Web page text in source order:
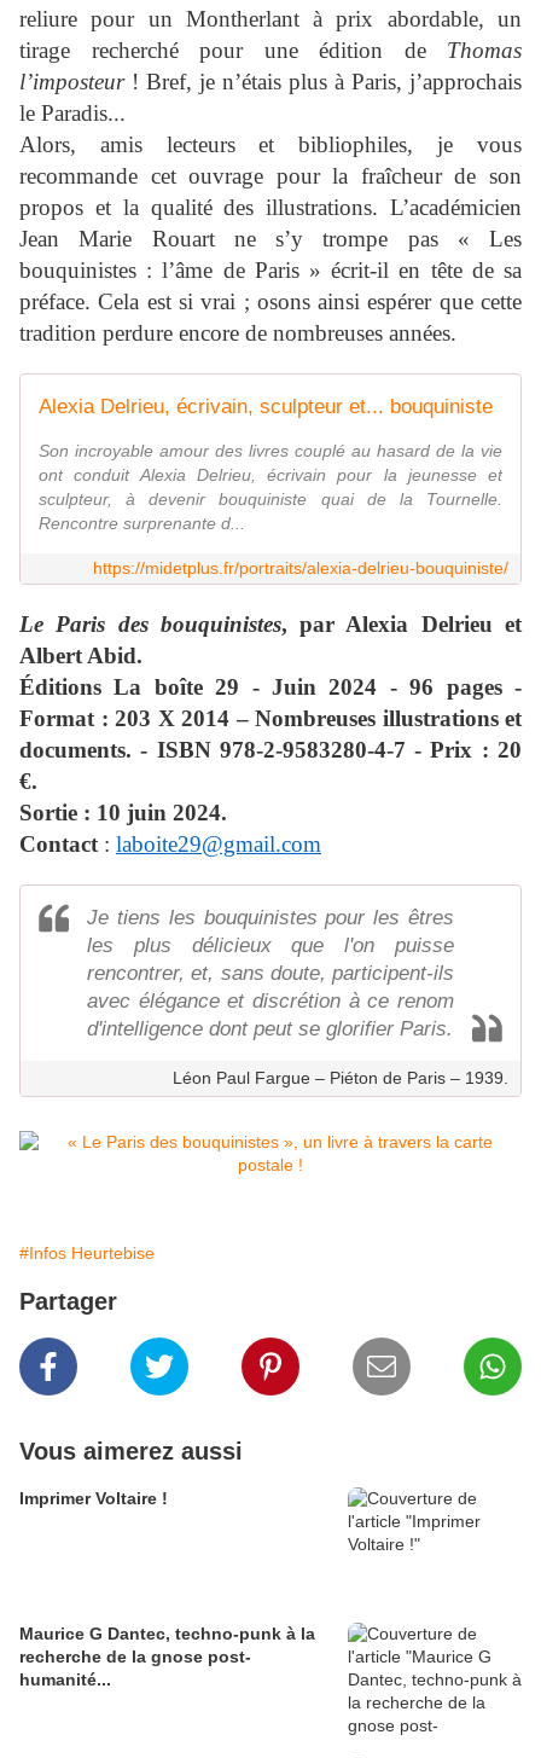
reliure pour un Montherlant à prix abordable, un
tirage recherché pour une édition de Thomas
l’imposteur! Bref, je n’étais plus à Paris, j’approchais
le Paradis...
Alors, amis lecteurs et bibliophiles, je vous
recommande cet ouvrage pour la fraîcheur de son
propos et la qualité des illustrations. L’académicien
Jean Marie Rouart ne s’y trompe pas « Les
bouquinistes : l’âme de Paris » écrit-il en tête de sa
préface. Cela est si vrai ; osons ainsi espérer que cette
tradition perdure encore de nombreuses années.
Alexia Delrieu, écrivain, sculpteur et... bouquiniste
Son incroyable amour des livres couplé au hasard de la vie
ont conduit Alexia Delrieu, écrivain pour la jeunesse et
sculpteur, à devenir bouquiniste quai de la Tournelle.
Rencontre surprenante d...
https://midetplus.fr/portraits/alexia-delrieu-bouquiniste/
Le Paris des bouquinistes, par Alexia Delrieu et
Albert Abid.
Éditions La boîte 29 - Juin 2024 - 96 pages -
Format : 203 X 2014 – Nombreuses illustrations et
documents. - ISBN 978-2-9583280-4-7 - Prix : 20
€.
Sortie : 10 juin 2024.
Contact : laboite29@gmail.com
Je tiens les bouquinistes pour les êtres
les plus délicieux que l'on puisse
rencontrer, et, sans doute, participent-ils
avec élégance et discrétion à ce renom
d'intelligence dont peut se glorifier Paris.
Léon Paul Fargue – Piéton de Paris – 1939.
#Infos Heurtebise
Partager
Vous aimerez aussi
Imprimer Voltaire !
Maurice G Dantec, techno-punk à la
recherche de la gnose post-
humanité...